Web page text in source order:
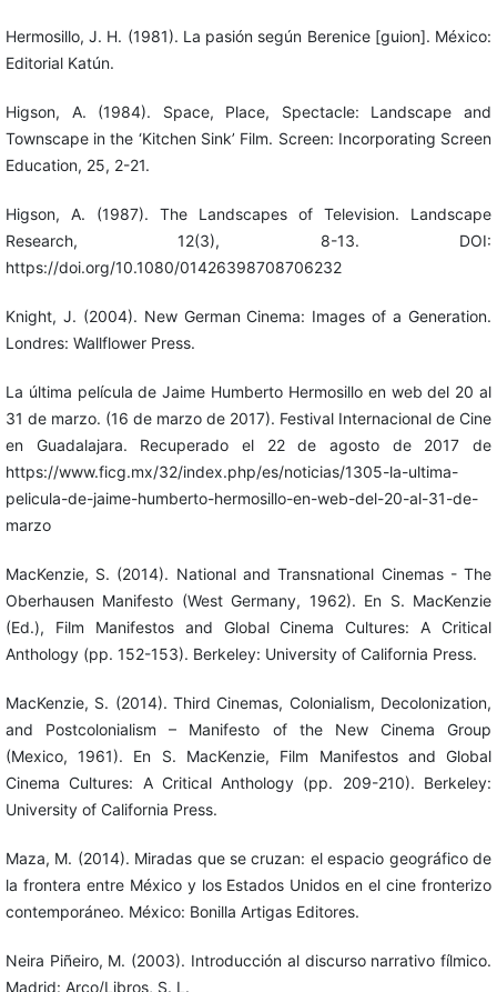
Hermosillo, J. H. (1981). La pasión según Berenice [guion]. México:
Editorial Katún.
Higson, A. (1984). Space, Place, Spectacle: Landscape and
Townscape in the ‘Kitchen Sink’ Film. Screen: Incorporating Screen
Education, 25, 2-21.
Higson, A. (1987). The Landscapes of Television. Landscape
Research, 12(3), 8-13. DOI:
https://doi.org/10.1080/01426398708706232
Knight, J. (2004). New German Cinema: Images of a Generation.
Londres: Wallflower Press.
La última película de Jaime Humberto Hermosillo en web del 20 al
31 de marzo. (16 de marzo de 2017). Festival Internacional de Cine
en Guadalajara. Recuperado el 22 de agosto de 2017 de
https://www.ficg.mx/32/index.php/es/noticias/1305-la-ultima-
pelicula-de-jaime-humberto-hermosillo-en-web-del-20-al-31-de-
marzo
MacKenzie, S. (2014). National and Transnational Cinemas - The
Oberhausen Manifesto (West Germany, 1962). En S. MacKenzie
(Ed.), Film Manifestos and Global Cinema Cultures: A Critical
Anthology (pp. 152-153). Berkeley: University of California Press.
MacKenzie, S. (2014). Third Cinemas, Colonialism, Decolonization,
and Postcolonialism – Manifesto of the New Cinema Group
(Mexico, 1961). En S. MacKenzie, Film Manifestos and Global
Cinema Cultures: A Critical Anthology (pp. 209-210). Berkeley:
University of California Press.
Maza, M. (2014). Miradas que se cruzan: el espacio geográfico de
la frontera entre México y los Estados Unidos en el cine fronterizo
contemporáneo. México: Bonilla Artigas Editores.
Neira Piñeiro, M. (2003). Introducción al discurso narrativo fílmico.
Madrid: Arco/Libros, S. L.